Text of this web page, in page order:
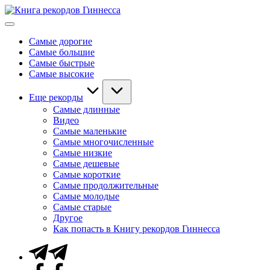
Перейти
к
Мировые
ГиннессаСамые дорогие
Самые большие
Самые быстрые
Самые высокие
Еще рекорды
Самые длинные
Видео
Самые маленькие
Самые многочисленные
Самые низкие
Самые дешевые
Самые короткие
Самые продолжительные
Самые молодые
Самые старые
Другое
Как попасть в Книгу рекордов Гиннесса
Telegram
Facebook